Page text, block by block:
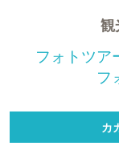
観
フォトツア
フ
カ